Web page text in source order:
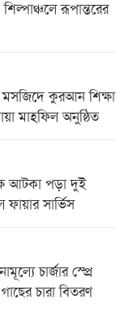
রূপান্তরের
মসজিদে কুরআন শিক্ষা
মাহফিল অনুষ্ঠিত
আটকা পড়া দুই
সার্ভিস
চার্জার স্প্রে
চারা বিতরণ